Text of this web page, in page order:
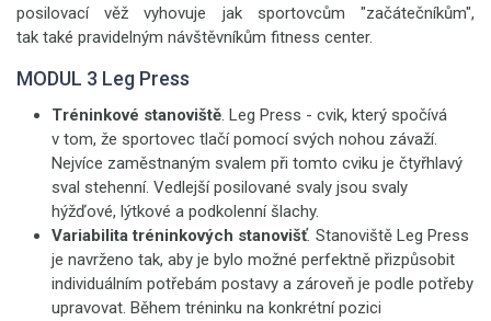
posilovací věž vyhovuje jak sportovcům "začátečníkům",
tak také pravidelným návštěvníkům fitness center.
MODUL 3 Leg Press
Tréninkové stanoviště. Leg Press - cvik, který spočívá
v tom, že sportovec tlačí pomocí svých nohou závaží.
Nejvíce zaměstnaným svalem při tomto cviku je čtyřhlavý
sval stehenní. Vedlejší posilované svaly jsou svaly
hýžďové, lýtkové a podkolenní šlachy.
Variabilita tréninkových stanovišť. Stanoviště Leg Press
je navrženo tak, aby je bylo možné perfektně přizpůsobit
individuálním potřebám postavy a zároveň je podle potřeby
upravovat. Během tréninku na konkrétní pozici